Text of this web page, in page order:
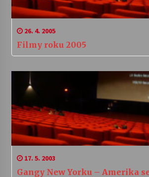
26. 4. 2005
Filmy roku 2005
17. 5. 2003
Gangy New Yorku – Amerika